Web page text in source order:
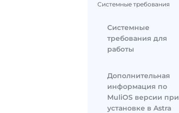
Системные требования
Системные
требования для
работы
Дополнительная
информация по
MuliOS версии при
установке в Astra